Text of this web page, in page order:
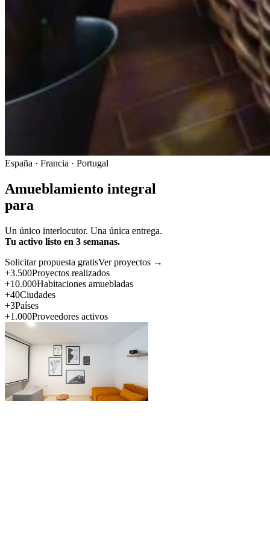
España · Francia · Portugal
Amueblamiento integral
para
Un único interlocutor. Una única entrega.
Tu activo listo en 3 semanas.
Solicitar propuesta gratisVer proyectos →
+3.500Proyectos realizados
+10.000Habitaciones amuebladas
+40Ciudades
+3Países
+1.000Proveedores activos